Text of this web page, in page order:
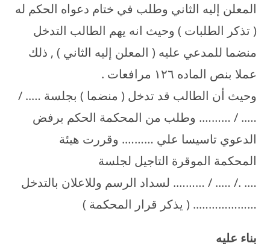
المعلن إليه الثاني وطلب في ختام دعواه الحكم له
( تذكر الطلبات ) وحيث انه يهم الطالب التدخل
منضما للمدعي عليه ( المعلن إليه الثاني ) , ذلك
عملا بنص الماده ۱۲٦ مرافعات .
وحيث أن الطالب قد تدخل ( منضما ) بجلسة ….. /
….. / ………. وطلب من المحكمة الحكم برفض
الدعوي تاسيسا علي ………. وقررت هيئة
المحكمة الموقرة التاجيل لجلسة
…. ./ ….. / ………. لسداد الرسم وللاعلان بالتدخل
……………….. ( يذكر قرار المحكمة )
بناء عليه